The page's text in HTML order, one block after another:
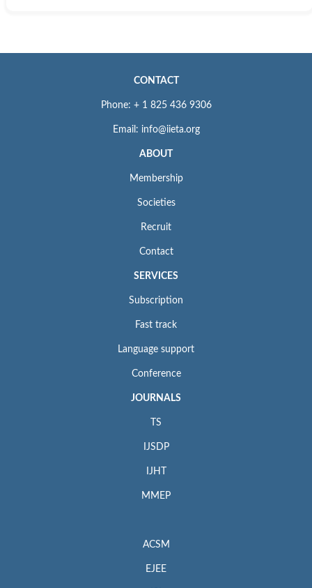
CONTACT
Phone: + 1 825 436 9306
Email: info@iieta.org
ABOUT
Membership
Societies
Recruit
Contact
SERVICES
Subscription
Fast track
Language support
Conference
JOURNALS
TS
IJSDP
IJHT
MMEP
ACSM
EJEE